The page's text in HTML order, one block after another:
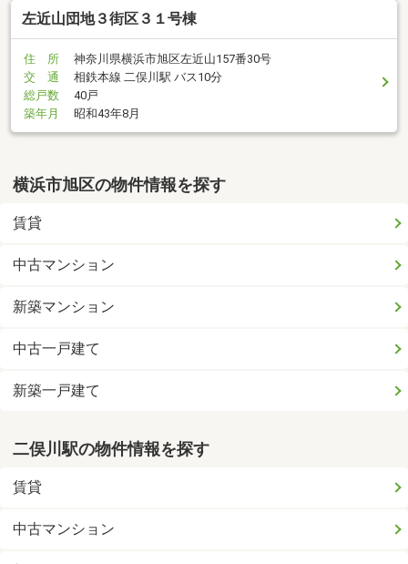
左近山団地３街区３１号棟
住 所
神奈川県横浜市旭区左近山157番30号
交 通
相鉄本線 二俣川駅 バス10分
総戸数
40戸
築年月
昭和43年8月
横浜市旭区の物件情報を探す
賃貸
中古マンション
新築マンション
中古一戸建て
新築一戸建て
二俣川駅の物件情報を探す
賃貸
中古マンション